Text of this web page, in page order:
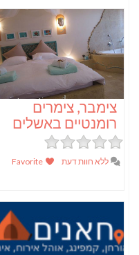
צימבר, צימרים
רומנטיים באשלים
ללא חוות דעת